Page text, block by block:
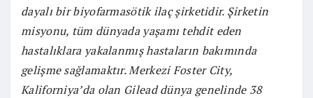
dayalı bir biyofarmasötik ilaç şirketidir. Şirketin
misyonu, tüm dünyada yaşamı tehdit eden
hastalıklara yakalanmış hastaların bakımında
gelişme sağlamaktır. Merkezi Foster City,
Kaliforniya’da olan Gilead dünya genelinde 38